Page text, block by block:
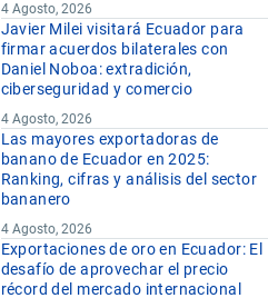
4 Agosto, 2026
Javier Milei visitará Ecuador para
firmar acuerdos bilaterales con
Daniel Noboa: extradición,
ciberseguridad y comercio
4 Agosto, 2026
Las mayores exportadoras de
banano de Ecuador en 2025:
Ranking, cifras y análisis del sector
bananero
4 Agosto, 2026
Exportaciones de oro en Ecuador: El
desafío de aprovechar el precio
récord del mercado internacional